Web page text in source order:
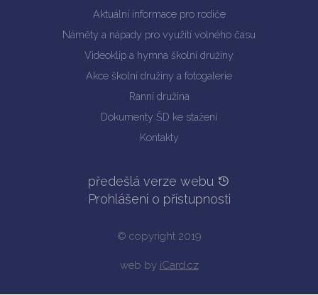
Aktuální informace pro rodiče
Náměty a nápady pro využití volného času
Videoklip a hymna školní družiny
Akce školní družiny a fotogalerie
Ranní družina
Dokumenty ŠD ke stažení
Kontakty
předešlá verze webu
Prohlášení o přístupnosti
© copyright 2019
web by iCard.cz